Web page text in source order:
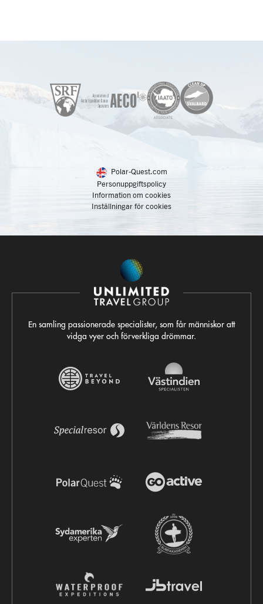
Polar-Quest.com
Personuppgiftspolicy
Information om cookies
Inställningar för cookies
En samling passionerade specialister, som får människor att
vidga vyer och förverkliga drömmar.